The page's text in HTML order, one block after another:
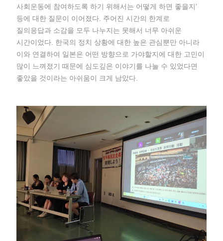
사회운동에 참여하도록 하기 위해서는 어떻게 하면 좋을지’
등에 대한 질문이 이어졌다. 주어진 시간의 한계로
질의응답과 소감을 모두 나누지는 못해서 너무 아쉬운
시간이었다. 한국의 정치 상황에 대한 높은 관심뿐만 아니라
이와 연결하여 일본은 어떤 방향으로 가야할지에 대한 고민이
많이 느껴졌기 때문에 심도깊은 이야기를 나눌 수 있었다면
좋았을 것이라는 아쉬움이 크게 남았다.